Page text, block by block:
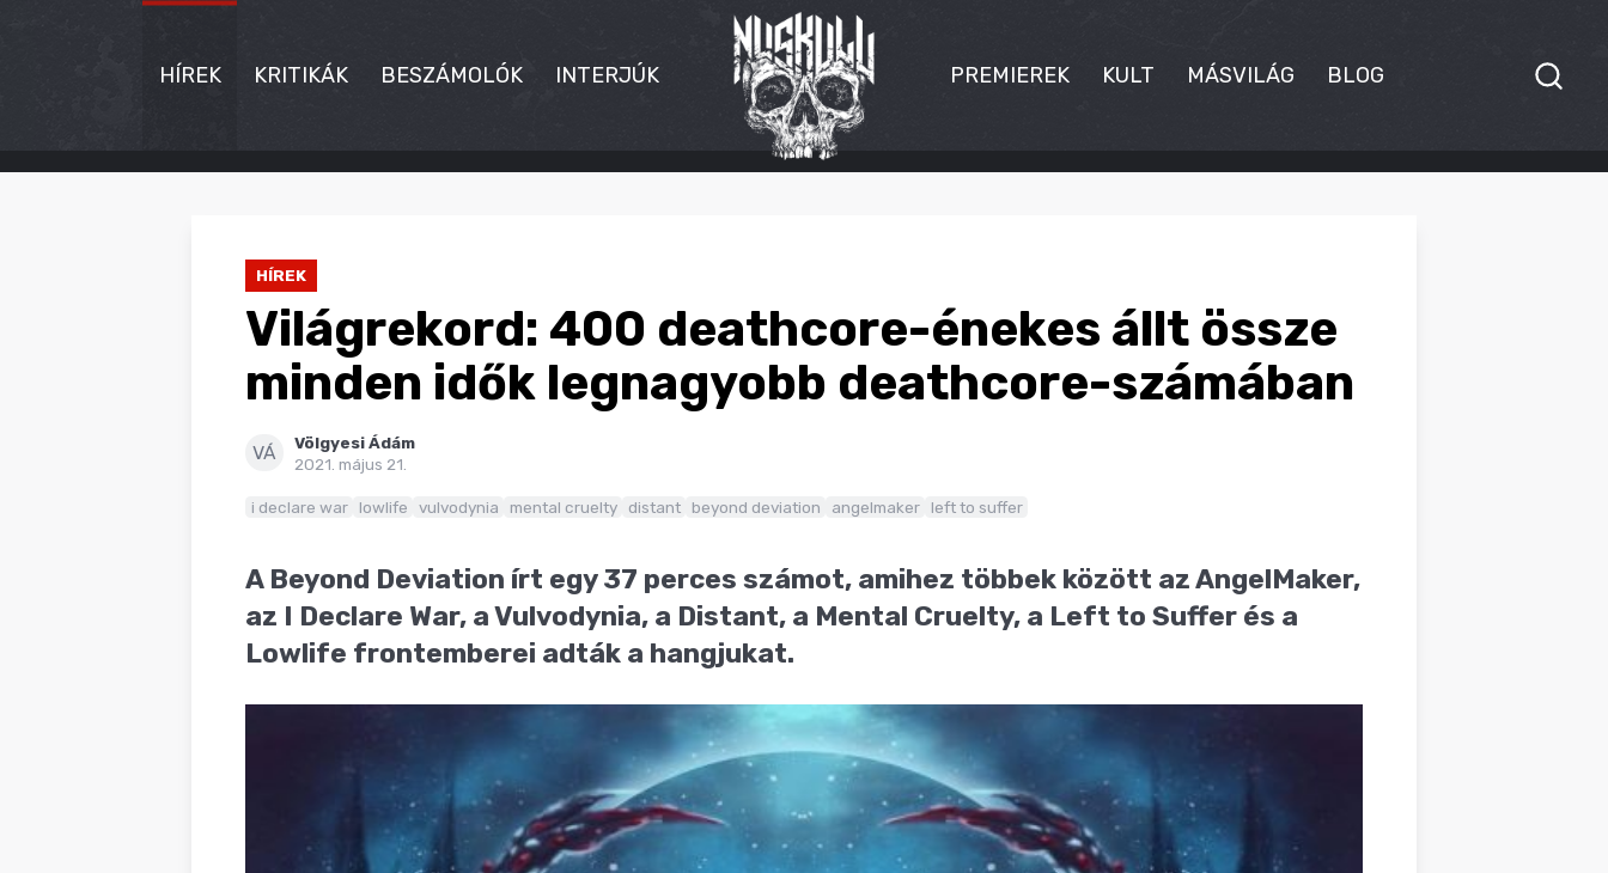
HÍREK KRITIKÁK BESZÁMOLÓK INTERJÚK PREMIEREK KULT MÁSVILÁG BLOG
HÍREK
HÍREK
Világrekord: 400 deathcore-énekes állt össze
minden idők legnagyobb deathcore-számában
VÁ
Völgyesi Ádám
2021. május 21.
i declare war lowlife vulvodynia mental cruelty distant beyond deviation angelmaker left to suffer
A Beyond Deviation írt egy 37 perces számot, amihez többek között az AngelMaker,
az I Declare War, a Vulvodynia, a Distant, a Mental Cruelty, a Left to Suffer és a
Lowlife frontemberei adták a hangjukat.